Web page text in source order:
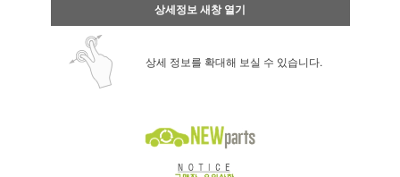
상세정보 새창 열기
상세 정보를 확대해 보실 수 있습니다.